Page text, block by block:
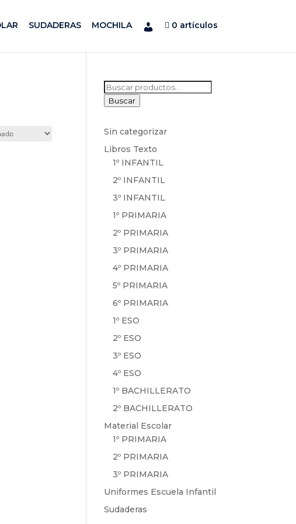
SUDADERAS MOCHILA 0 artículos
Buscar
por:
Buscar
Sin categorizar
Libros Texto
1º INFANTIL
2º INFANTIL
3º INFANTIL
1º PRIMARIA
2º PRIMARIA
3º PRIMARIA
4º PRIMARIA
5º PRIMARIA
6º PRIMARIA
1º ESO
2º ESO
3º ESO
4º ESO
1º BACHILLERATO
2º BACHILLERATO
Material Escolar
1º PRIMARIA
2º PRIMARIA
3º PRIMARIA
Uniformes Escuela Infantil
Sudaderas